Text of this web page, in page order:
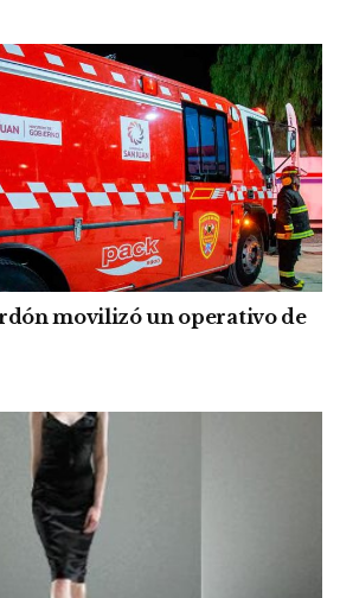
movilizó un operativo de